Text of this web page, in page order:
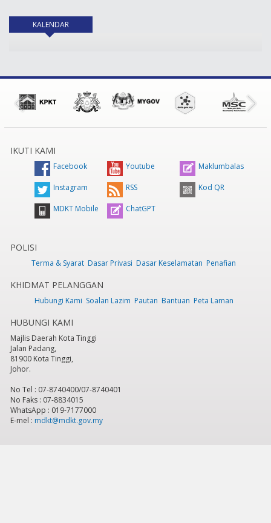
KALENDAR(tab aktif)
IKUTI KAMI
Facebook Youtube Maklumbalas
Instagram RSS Kod QR
MDKT Mobile ChatGPT
POLISI
Terma & Syarat Dasar Privasi Dasar Keselamatan Penafian
KHIDMAT PELANGGAN
Hubungi Kami Soalan Lazim Pautan Bantuan Peta Laman
HUBUNGI KAMI
Majlis Daerah Kota Tinggi
Jalan Padang,
81900 Kota Tinggi,
Johor.
No Tel : 07-8740400/07-8740401
No Faks : 07-8834015
WhatsApp : 019-7177000
E-mel : mdkt@mdkt.gov.my